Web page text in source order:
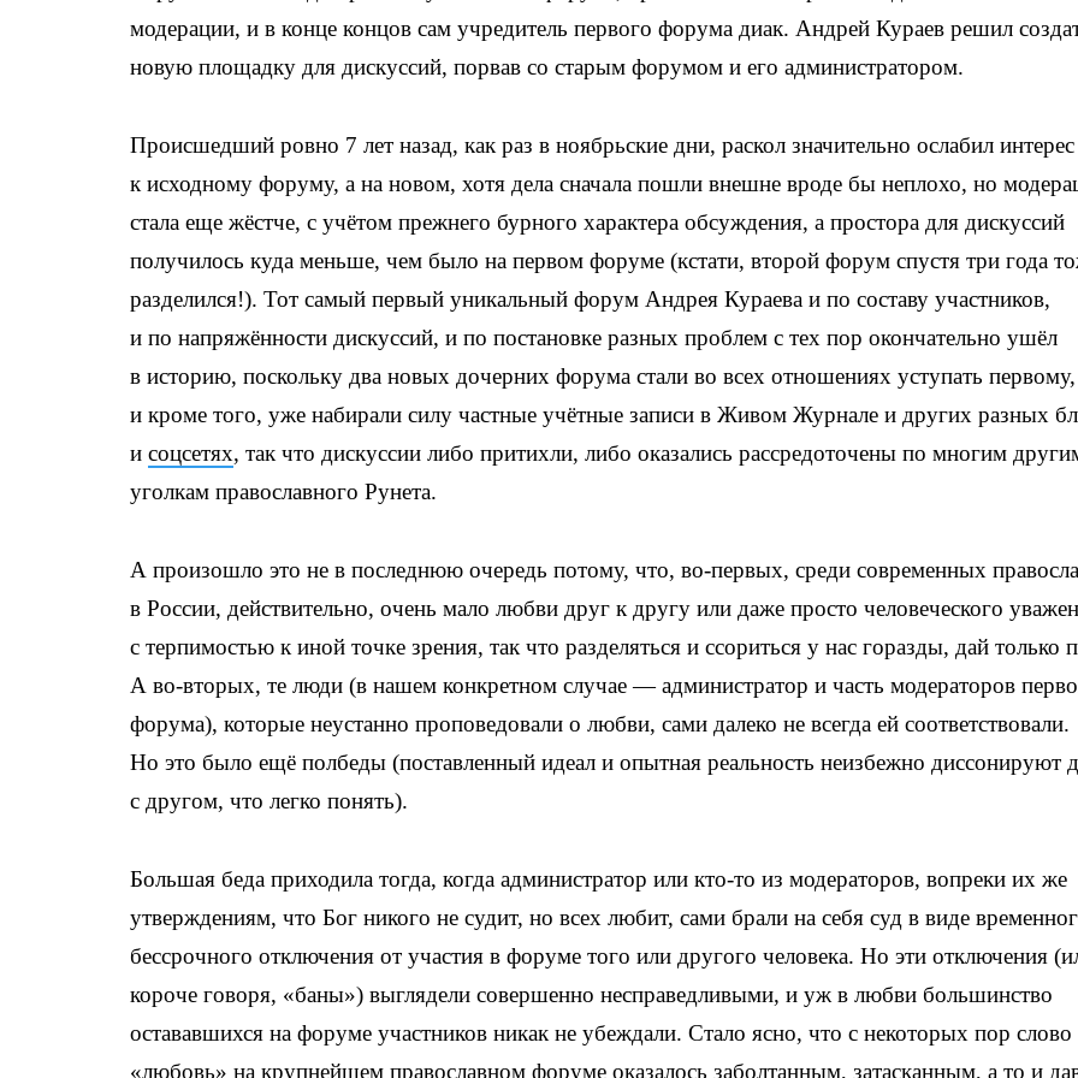
модерации, и в конце концов сам учредитель первого форума диак. Андрей Кураев решил
новую площадку для дискуссий, порвав со старым форумом и его администратором.
Происшедший ровно 7 лет назад, как раз в ноябрьские дни, раскол значительно ослабил интерес
к исходному форуму, а на новом, хотя дела сначала пошли внешне вроде бы неплохо, но
стала еще жёстче, с учётом прежнего бурного характера обсуждения, а простора для дискуссий
получилось куда меньше, чем было на первом форуме (кстати, второй форум спустя три года
разделился!). Тот самый первый уникальный форум Андрея Кураева и по составу участников,
и по напряжённости дискуссий, и по постановке разных проблем с тех пор окончательно ушёл
в историю, поскольку два новых дочерних форума стали во всех отношениях уступать первому,
и кроме того, уже набирали силу частные учётные записи в Живом Журнале и других разных
и соцсетях, так что дискуссии либо притихли, либо оказались рассредоточены по многим
уголкам православного Рунета.
А произошло это не в последнюю очередь потому, что, во-первых, среди современных
в России, действительно, очень мало любви друг к другу или даже просто человеческого
с терпимостью к иной точке зрения, так что разделяться и ссориться у нас горазды, дай только
А во-вторых, те люди (в нашем конкретном случае — администратор и часть модераторов
форума), которые неустанно проповедовали о любви, сами далеко не всегда ей соответствовали.
Но это было ещё полбеды (поставленный идеал и опытная реальность неизбежно диссонируют
с другом, что легко понять).
Большая беда приходила тогда, когда администратор или кто-то из модераторов, вопреки их же
утверждениям, что Бог никого не судит, но всех любит, сами брали на себя суд в виде
бессрочного отключения от участия в форуме того или другого человека. Но эти отключения
короче говоря, «баны») выглядели совершенно несправедливыми, и уж в любви большинство
остававшихся на форуме участников никак не убеждали. Стало ясно, что с некоторых пор слово
«любовь» на крупнейшем православном форуме оказалось заболтанным, затасканным, а то и